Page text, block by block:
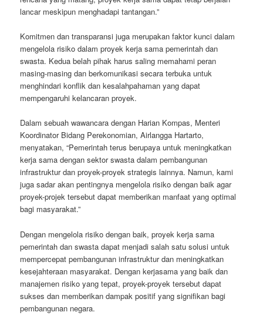
lancar meskipun menghadapi tantangan.”
Komitmen dan transparansi juga merupakan faktor kunci dalam
mengelola risiko dalam proyek kerja sama pemerintah dan
swasta. Kedua belah pihak harus saling memahami peran
masing-masing dan berkomunikasi secara terbuka untuk
menghindari konflik dan kesalahpahaman yang dapat
mempengaruhi kelancaran proyek.
Dalam sebuah wawancara dengan Harian Kompas, Menteri
Koordinator Bidang Perekonomian, Airlangga Hartarto,
menyatakan, “Pemerintah terus berupaya untuk meningkatkan
kerja sama dengan sektor swasta dalam pembangunan
infrastruktur dan proyek-proyek strategis lainnya. Namun, kami
juga sadar akan pentingnya mengelola risiko dengan baik agar
proyek-projek tersebut dapat memberikan manfaat yang optimal
bagi masyarakat.”
Dengan mengelola risiko dengan baik, proyek kerja sama
pemerintah dan swasta dapat menjadi salah satu solusi untuk
mempercepat pembangunan infrastruktur dan meningkatkan
kesejahteraan masyarakat. Dengan kerjasama yang baik dan
manajemen risiko yang tepat, proyek-proyek tersebut dapat
sukses dan memberikan dampak positif yang signifikan bagi
pembangunan negara.